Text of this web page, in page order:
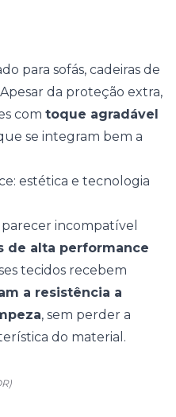
para sofás, cadeiras de
da proteção extra,
com toque agradável
se integram bem a
estética e tecnologia
incompatível
de alta performance
tecidos recebem
a resistência a
, sem perder a
do material.